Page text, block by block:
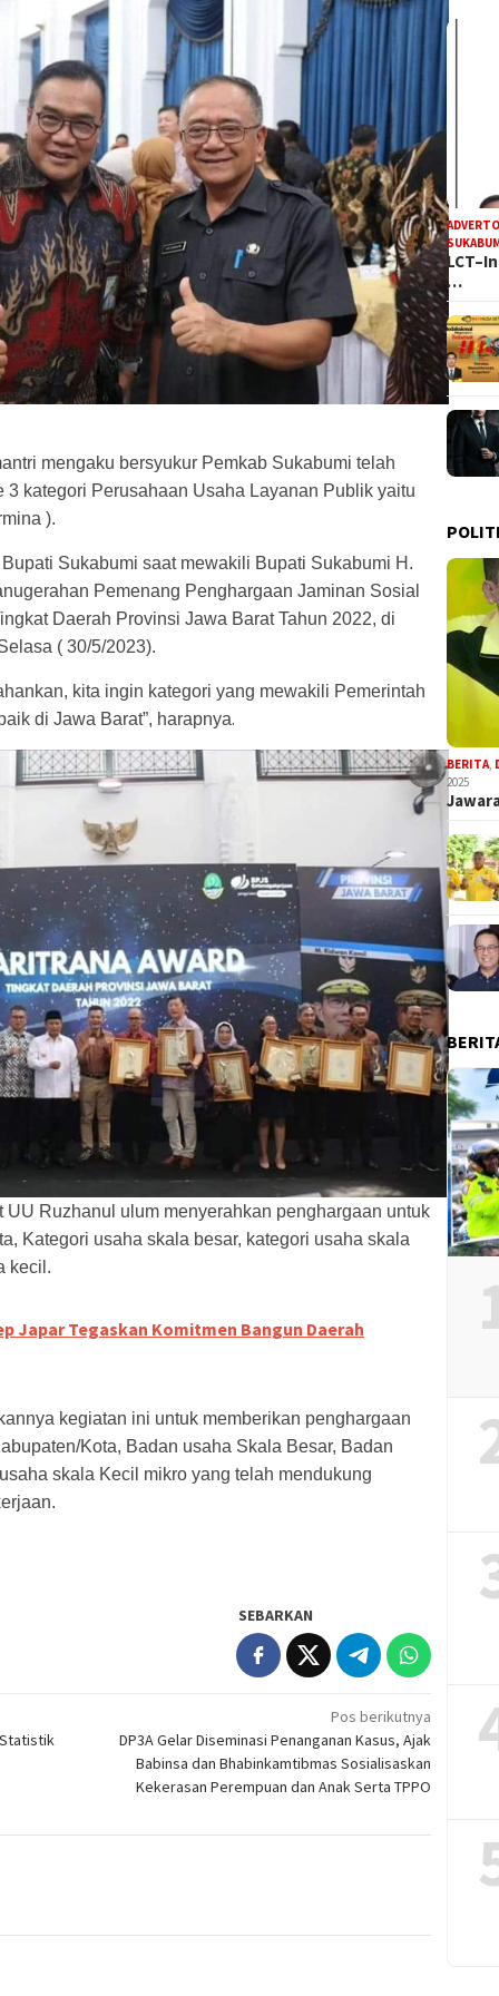
mengaku bersyukur Pemkab Sukabumi telah
kategori Perusahaan Usaha Layanan Publik yaitu
).
Sukabumi saat mewakili Bupati Sukabumi H.
Pemenang Penghargaan Jaminan Sosial
Daerah Provinsi Jawa Barat Tahun 2022, di
( 30/5/2023).
kita ingin kategori yang mewakili Pemerintah
di Jawa Barat”, harapnya.
Ruzhanul ulum menyerahkan penghargaan untuk
Kategori usaha skala besar, kategori usaha skala
kecil.
Japar Tegaskan Komitmen Bangun Daerah
kegiatan ini untuk memberikan penghargaan
Kota, Badan usaha Skala Besar, Badan
skala Kecil mikro yang telah mendukung
SEBARKAN
Pos berikutnya
DP3A Gelar Diseminasi Penanganan Kasus, Ajak
Babinsa dan Bhabinkamtibmas Sosialisaskan
Kekerasan Perempuan dan Anak Serta TPPO
…
BERITA
2025